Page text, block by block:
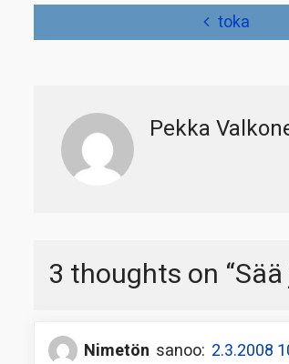
toka
Pekka
3 thoughts on “
Nimetön sanoo: 2.3.2008